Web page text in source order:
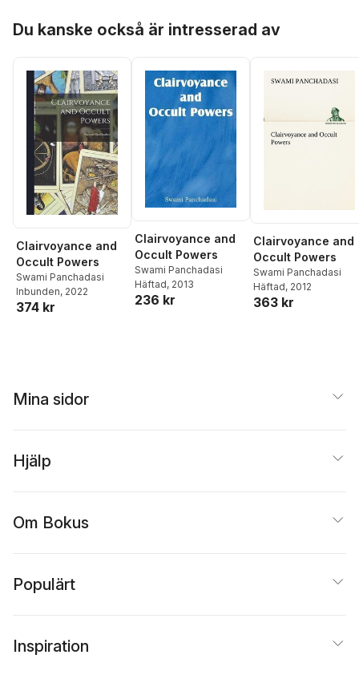
Du kanske också är intresserad av
Clairvoyance and
Occult Powers
Swami Panchadasi
Inbunden, 2022
374 kr
Clairvoyance and
Occult Powers
Swami Panchadasi
Häftad, 2013
236 kr
Clairvoyance and
Occult Powers
Swami Panchadasi
Häftad, 2012
363 kr
Mina sidor
Hjälp
Om Bokus
Populärt
Inspiration